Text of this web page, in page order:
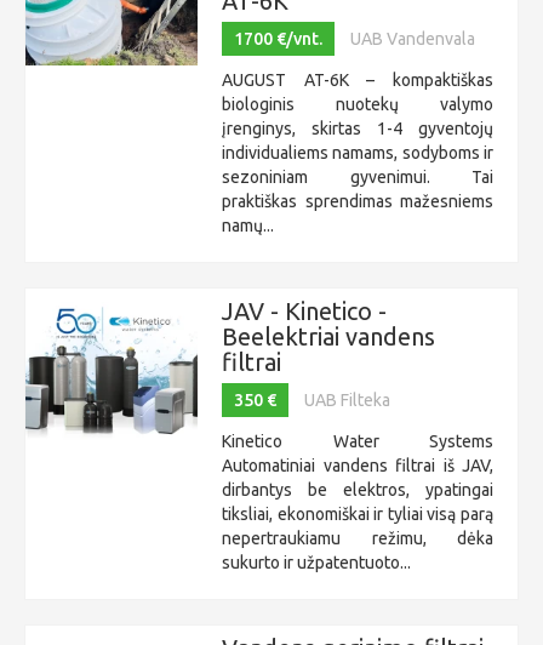
1700 €/vnt. UAB Vandenvala
AUGUST AT-6K – kompaktiškas
biologinis nuotekų valymo
įrenginys, skirtas 1-4 gyventojų
individualiems namams, sodyboms ir
sezoniniam gyvenimui. Tai
praktiškas sprendimas mažesniems
namų...
JAV - Kinetico -
Beelektriai vandens
filtrai
350 € UAB Filteka
Kinetico Water Systems
Automatiniai vandens filtrai iš JAV,
dirbantys be elektros, ypatingai
tiksliai, ekonomiškai ir tyliai visą parą
nepertraukiamu režimu, dėka
sukurto ir užpatentuoto...